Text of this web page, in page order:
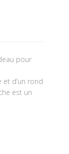
pour
d’un rond
est un